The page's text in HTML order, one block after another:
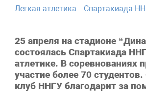
Легкая атлетика
Спартакиада
25 апреля на стадионе
состоялась Спартакиада
атлетике. В соревнованиях
участие более 70
клуб ННГУ благодарит за